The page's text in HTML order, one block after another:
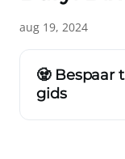
aug 19, 2024
🧟 Bespaar
gids